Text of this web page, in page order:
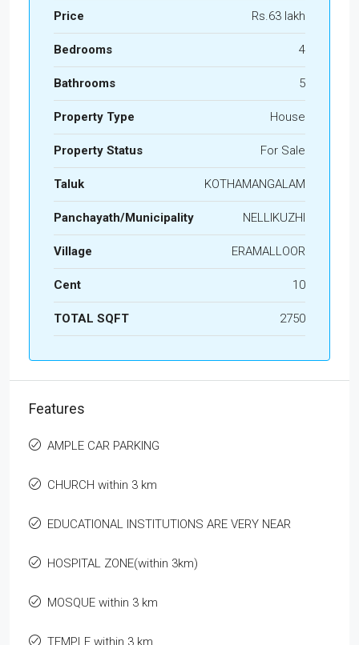
Price Rs.63 lakh
Bedrooms 4
Bathrooms 5
Property Type House
Property Status For Sale
Taluk KOTHAMANGALAM
Panchayath/Municipality NELLIKUZHI
Village ERAMALLOOR
Cent 10
TOTAL SQFT 2750
Features
AMPLE CAR PARKING
CHURCH within 3 km
EDUCATIONAL INSTITUTIONS ARE VERY NEAR
HOSPITAL ZONE(within 3km)
MOSQUE within 3 km
TEMPLE within 3 km